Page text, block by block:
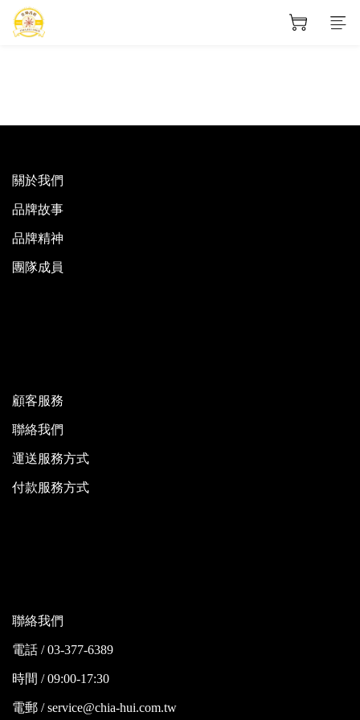
關於我們
品牌故事
品牌精神
團隊成員
顧客服務
聯絡我們
運送服務方式
付款服務方式
聯絡我們
電話 / 03-377-6389
時間 / 09:00-17:30
電郵 / service@chia-hui.com.tw